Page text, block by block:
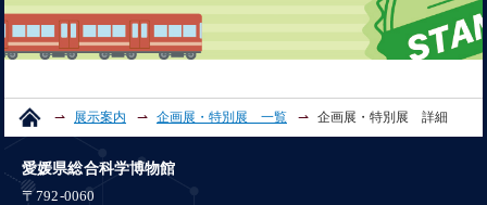
展示案内 企画展・特別展 一覧 企画展・特別展 詳細
愛媛県総合科学博物館
〒792-0060